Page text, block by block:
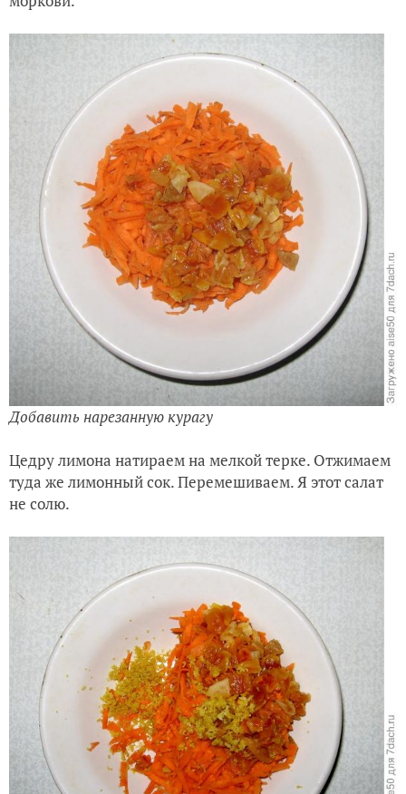
Добавить нарезанную курагу
Цедру лимона натираем на мелкой терке. Отжимаем
туда же лимонный сок. Перемешиваем. Я этот салат
не солю.